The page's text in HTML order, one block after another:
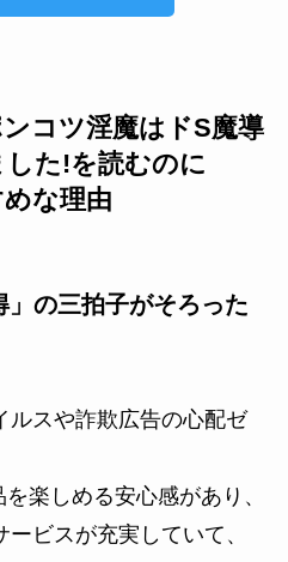
コツ淫魔はドS魔導
た!を読むのに
めな理由
の三拍子がそろった
ルスや詐欺広告の心配ゼ
楽しめる安心感があり、
ビスが充実していて、